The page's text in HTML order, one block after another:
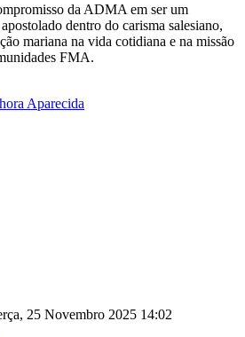
da ADMA em ser um
dentro do carisma salesiano,
mariana na vida cotidiana e na missão
FMA.
Aparecida
25 Novembro 2025 14:02